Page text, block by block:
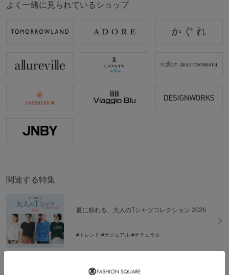
よく一緒に見られているショップ
関連する特集
夏に頼れる、大人のTシャツコレクション 2026
#トレンド #カジュアル #ナチュラル